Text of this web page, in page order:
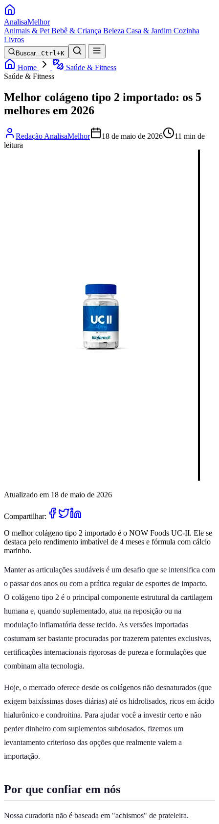
AnalisaMelhor
Animais & Pet Bebê & Criança Beleza Casa & Jardim Cozinha
Livros
Buscar...Ctrl+K
Home
Saúde & Fitness
Saúde & Fitness
Melhor colágeno tipo 2 importado: os 5
melhores em 2026
Redação AnalisaMelhor 18 de maio de 2026
11 min de
leitura
Atualizado em 18 de maio de 2026
Compartilhar:
O melhor colágeno tipo 2 importado é o NOW Foods UC-II. Ele se
destaca pelo rendimento imbatível de 4 meses e fórmula com cálcio
marinho.
Manter as articulações saudáveis é um desafio que se intensifica com
o passar dos anos ou com a prática regular de esportes de impacto.
O colágeno tipo 2 é o principal componente estrutural da cartilagem
humana e, quando suplementado, atua na reposição ou na
modulação inflamatória desse tecido. As versões importadas
costumam ser bastante procuradas por trazerem patentes exclusivas,
certificações internacionais rigorosas de pureza e formulações que
combinam alta tecnologia.
Hoje, o mercado oferece desde os colágenos não desnaturados (que
exigem baixíssimas doses diárias) até os hidrolisados, ricos em ácido
hialurônico e condroitina. Para ajudar você a investir certo e não
perder dinheiro com suplementos subdosados, fizemos um
levantamento criterioso das opções que realmente valem a
importação.
Por que confiar em nós
Nossa curadoria não é baseada em "achismos" de prateleira.